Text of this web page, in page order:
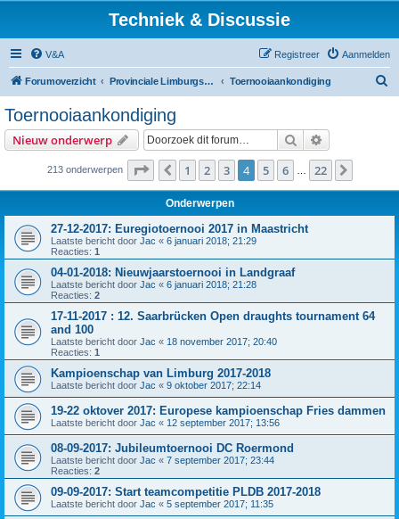
Techniek & Discussie
V&A Aanmelden
Registreer
Forumoverzicht Provinciale Limburgse Dambond Toernooiaankondiging
Toernooiaankondiging
Nieuw onderwerp Zoek
213 onderwerpen Pagina van 22
Vorige
1 2 3 4 5 6 22
Onderwerpen
27-12-2017: Euregiotoernooi 2017 in Maastricht
Laatste bericht door Jac « 6 januari 2018; 21:29
Reacties: 1
04-01-2018: Nieuwjaarstoernooi in Landgraaf
Laatste bericht door Jac « 6 januari 2018; 21:28
Reacties: 2
17-11-2017 : 12. Saarbrücken Open draughts tournament 64
and 100
Laatste bericht door Jac « 18 november 2017; 20:40
Reacties: 1
Kampioenschap van Limburg 2017-2018
Laatste bericht door Jac « 9 oktober 2017; 22:14
19-22 oktover 2017: Europese kampioenschap Fries dammen
Laatste bericht door Jac « 12 september 2017; 13:56
08-09-2017: Jubileumtoernooi DC Roermond
Laatste bericht door Jac « 7 september 2017; 23:44
Reacties: 2
09-09-2017: Start teamcompetitie PLDB 2017-2018
Laatste bericht door Jac « 5 september 2017; 11:35